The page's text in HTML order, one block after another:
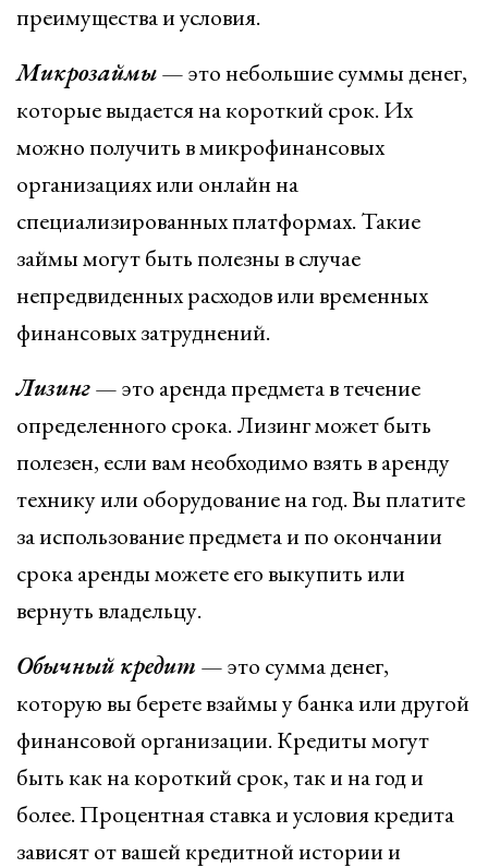
преимущества и условия.
Микрозаймы— это небольшие суммы денег,
которые выдается на короткий срок. Их
можно получить в микрофинансовых
организациях или онлайн на
специализированных платформах. Такие
займы могут быть полезны в случае
непредвиденных расходов или временных
финансовых затруднений.
Лизинг— это аренда предмета в течение
определенного срока. Лизинг может быть
полезен, если вам необходимо взять в аренду
технику или оборудование на год. Вы платите
за использование предмета и по окончании
срока аренды можете его выкупить или
вернуть владельцу.
Обычный кредит — это сумма денег,
которую вы берете взаймы у банка или другой
финансовой организации. Кредиты могут
быть как на короткий срок, так и на год и
более. Процентная ставка и условия кредита
зависят от вашей кредитной истории и